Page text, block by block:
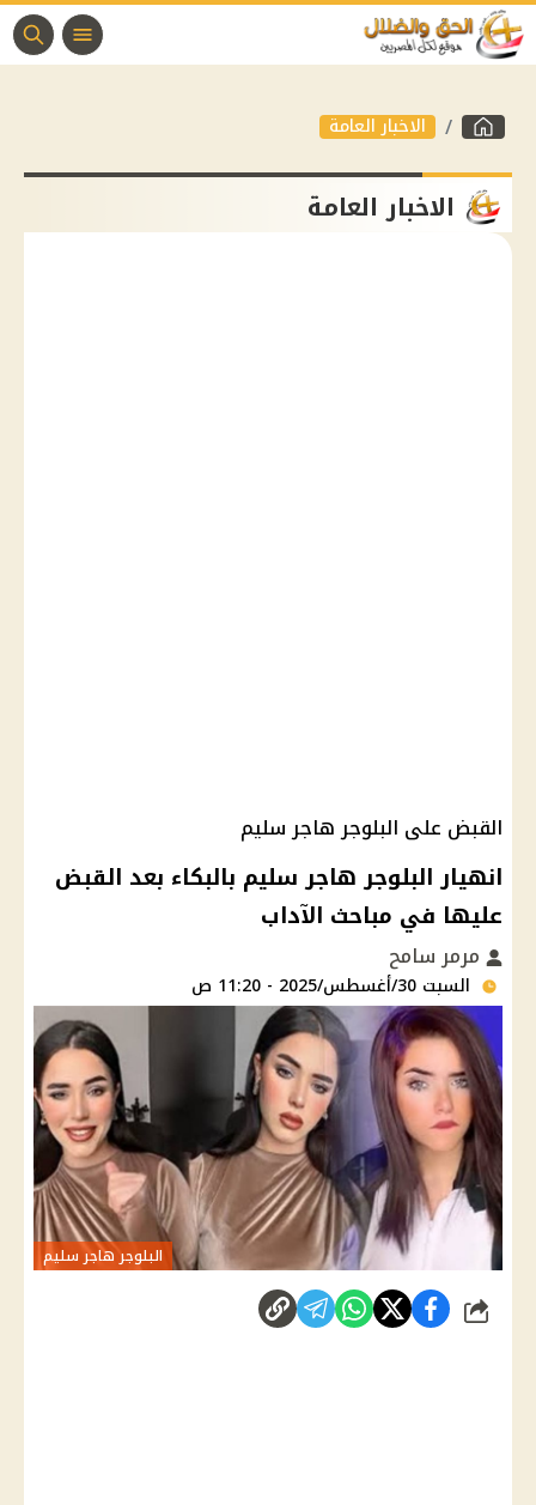
الاخبار العامة
الاخبار العامة
القبض على البلوجر هاجر سليم
انهيار البلوجر هاجر سليم بالبكاء بعد القبض
عليها في مباحث الآداب
مرمر سامح
السبت 30/أغسطس/2025 - 11:20 ص
البلوجر هاجر سليم
شارك